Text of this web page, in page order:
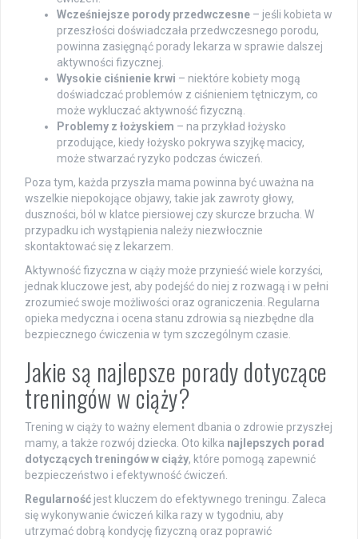
Wcześniejsze porody przedwczesne – jeśli kobieta w
przeszłości doświadczała przedwczesnego porodu,
powinna zasięgnąć porady lekarza w sprawie dalszej
aktywności fizycznej.
Wysokie ciśnienie krwi – niektóre kobiety mogą
doświadczać problemów z ciśnieniem tętniczym, co
może wykluczać aktywność fizyczną.
Problemy z łożyskiem – na przykład łożysko
przodujące, kiedy łożysko pokrywa szyjkę macicy,
może stwarzać ryzyko podczas ćwiczeń.
Poza tym, każda przyszła mama powinna być uważna na
wszelkie niepokojące objawy, takie jak zawroty głowy,
duszności, ból w klatce piersiowej czy skurcze brzucha. W
przypadku ich wystąpienia należy niezwłocznie
skontaktować się z lekarzem.
Aktywność fizyczna w ciąży może przynieść wiele korzyści,
jednak kluczowe jest, aby podejść do niej z rozwagą i w pełni
zrozumieć swoje możliwości oraz ograniczenia. Regularna
opieka medyczna i ocena stanu zdrowia są niezbędne dla
bezpiecznego ćwiczenia w tym szczególnym czasie.
Jakie są najlepsze porady dotyczące
treningów w ciąży?
Trening w ciąży to ważny element dbania o zdrowie przyszłej
mamy, a także rozwój dziecka. Oto kilka najlepszych porad
dotyczących treningów w ciąży, które pomogą zapewnić
bezpieczeństwo i efektywność ćwiczeń.
Regularność jest kluczem do efektywnego treningu. Zaleca
się wykonywanie ćwiczeń kilka razy w tygodniu, aby
utrzymać dobrą kondycję fizyczną oraz poprawić